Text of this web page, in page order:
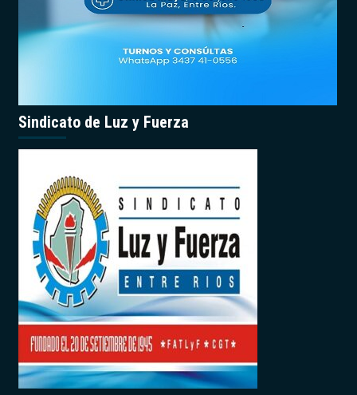
Sindicato de Luz y Fuerza